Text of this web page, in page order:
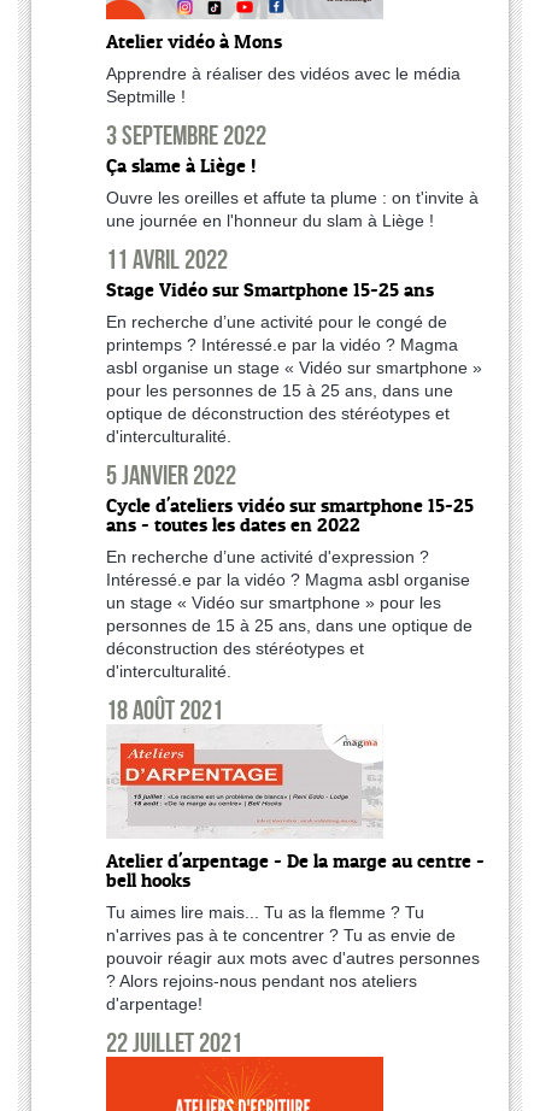
Atelier vidéo à Mons
Apprendre à réaliser des vidéos avec le média
Septmille !
3 septembre 2022
Ça slame à Liège !
Ouvre les oreilles et affute ta plume : on t'invite à
une journée en l'honneur du slam à Liège !
11 avril 2022
Stage Vidéo sur Smartphone 15-25 ans
En recherche d’une activité pour le congé de
printemps ? Intéressé.e par la vidéo ? Magma
asbl organise un stage « Vidéo sur smartphone »
pour les personnes de 15 à 25 ans, dans une
optique de déconstruction des stéréotypes et
d'interculturalité.
5 janvier 2022
Cycle d'ateliers vidéo sur smartphone 15-25
ans - toutes les dates en 2022
En recherche d’une activité d'expression ?
Intéressé.e par la vidéo ? Magma asbl organise
un stage « Vidéo sur smartphone » pour les
personnes de 15 à 25 ans, dans une optique de
déconstruction des stéréotypes et
d'interculturalité.
18 août 2021
Atelier d'arpentage - De la marge au centre -
bell hooks
Tu aimes lire mais... Tu as la flemme ? Tu
n'arrives pas à te concentrer ? Tu as envie de
pouvoir réagir aux mots avec d'autres personnes
? Alors rejoins-nous pendant nos ateliers
d'arpentage!
22 juillet 2021